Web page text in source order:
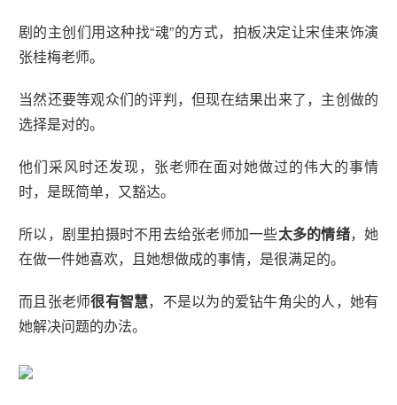
剧的主创们用这种找“魂”的方式，拍板决定让宋佳来饰演
张桂梅老师。
当然还要等观众们的评判，但现在结果出来了，主创做的
选择是对的。
他们采风时还发现，张老师在面对她做过的伟大的事情
时，是既简单，又豁达。
所以，剧里拍摄时不用去给张老师加一些太多的情绪，她
在做一件她喜欢，且她想做成的事情，是很满足的。
而且张老师很有智慧，不是以为的爱钻牛角尖的人，她有
她解决问题的办法。